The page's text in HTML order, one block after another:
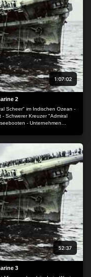
1:07:02
2
Scheer" im Indischen Ozean -
Schwerer Kreuzer "Admiral
- Unternehmen
Schlachtschiff "Bismarck"
- Unterseebootstützpunkt in
die US Versorgungswege -
Boot - Einlaufen eines
Kapitän Lüth kommt
52:37
3